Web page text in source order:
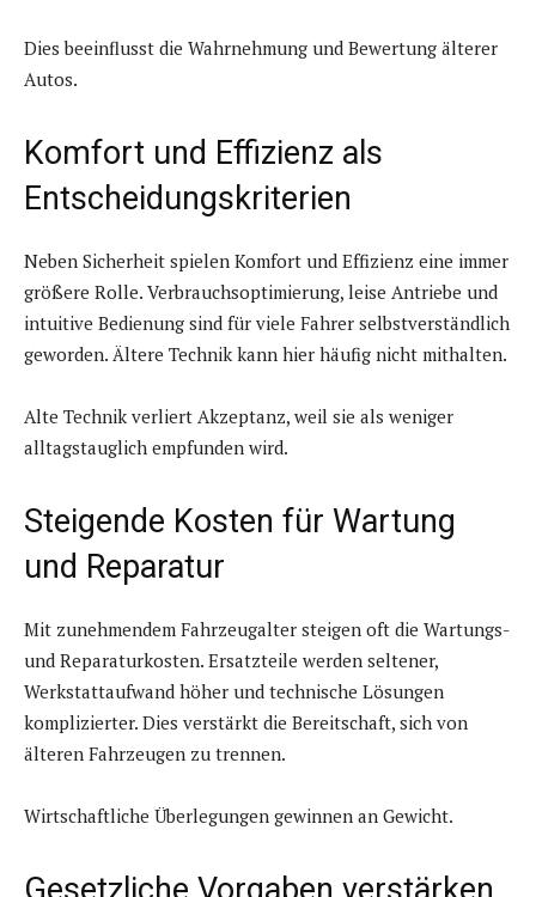
Dies beeinflusst die Wahrnehmung und Bewertung älterer
Autos.
Komfort und Effizienz als
Entscheidungskriterien
Neben Sicherheit spielen Komfort und Effizienz eine immer
größere Rolle. Verbrauchsoptimierung, leise Antriebe und
intuitive Bedienung sind für viele Fahrer selbstverständlich
geworden. Ältere Technik kann hier häufig nicht mithalten.
Alte Technik verliert Akzeptanz, weil sie als weniger
alltagstauglich empfunden wird.
Steigende Kosten für Wartung
und Reparatur
Mit zunehmendem Fahrzeugalter steigen oft die Wartungs-
und Reparaturkosten. Ersatzteile werden seltener,
Werkstattaufwand höher und technische Lösungen
komplizierter. Dies verstärkt die Bereitschaft, sich von
älteren Fahrzeugen zu trennen.
Wirtschaftliche Überlegungen gewinnen an Gewicht.